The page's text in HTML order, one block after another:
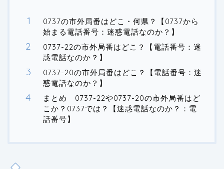
0737の市外局番はどこ・何県？【0737から
始まる電話番号：迷惑電話なのか？】
0737-22の市外局番はどこ？【電話番号：迷
惑電話なのか？】
0737-20の市外局番はどこ？【電話番号：迷
惑電話なのか？】
まとめ 0737-22や0737-20の市外局番はど
こか？0737では？【迷惑電話なのか？：電
話番号】